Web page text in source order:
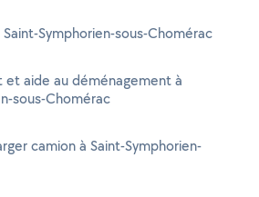
Symphorien-sous-Chomérac
et aide au déménagement à
sous-Chomérac
camion à Saint-Symphorien-